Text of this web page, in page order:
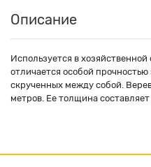
Описание
Используется в
отличается особой
скрученных между собой.
метров. Ее толщина